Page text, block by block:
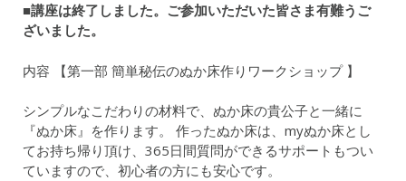
■講座は終了しました。ご参加いただいた皆さま有難うご
ざいました。
内容 【第一部 簡単秘伝のぬか床作りワークショップ 】
シンプルなこだわりの材料で、ぬか床の貴公子と一緒に
『ぬか床』を作ります。 作ったぬか床は、myぬか床とし
てお持ち帰り頂け、365日間質問ができるサポートもつい
ていますので、初心者の方にも安心です。